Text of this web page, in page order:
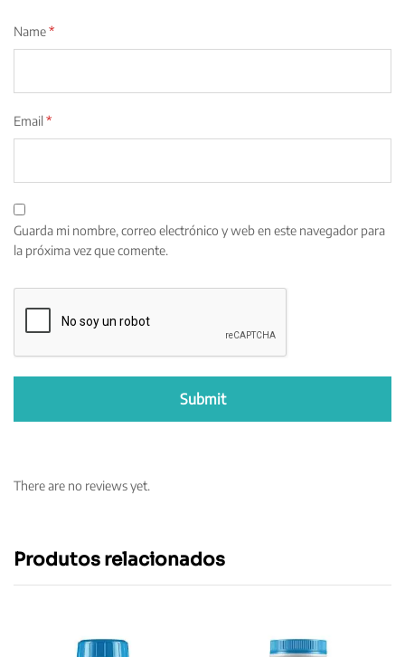
Name*
Email *
Guarda mi nombre, correo electrónico y web en este navegador para
la próxima vez que comente.
There are no reviews yet.
Produtos relacionados